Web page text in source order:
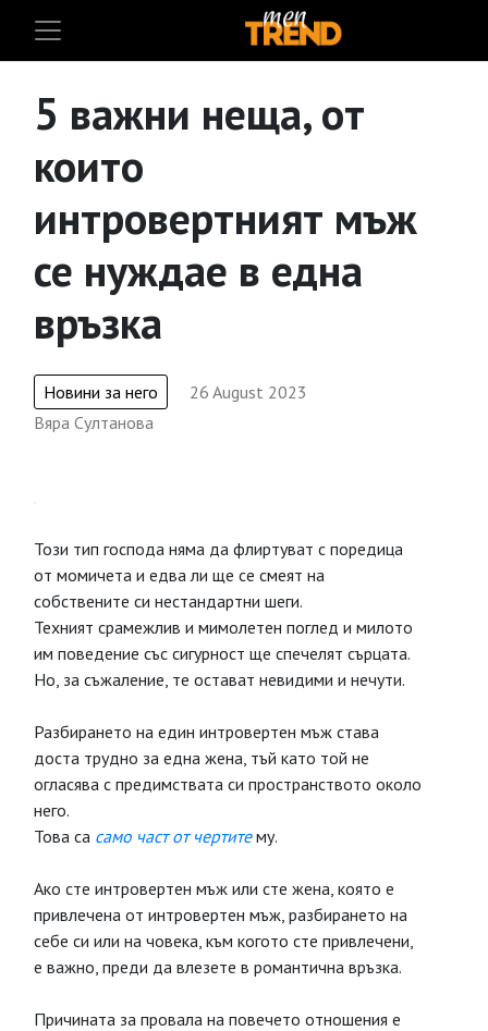
5 важни неща, от
които
интровертният мъж
се нуждае в една
връзка
Новини за него
26 August 2023
Вяра Султанова
Този тип господа няма да флиртуват с поредица
от момичета и едва ли ще се смеят на
собствените си нестандартни шеги.
Техният срамежлив и мимолетен поглед и милото
им поведение със сигурност ще спечелят сърцата.
Но, за съжаление, те остават невидими и нечути.
Разбирането на един интровертен мъж става
доста трудно за една жена, тъй като той не
огласява с предимствата си пространството около
него.
Това са само част от чертитему.
Ако сте интровертен мъж или сте жена, която е
привлечена от интровертен мъж, разбирането на
себе си или на човека, към когото сте привлечени,
е важно, преди да влезете в романтична връзка.
Причината за провала на повечето отношения е